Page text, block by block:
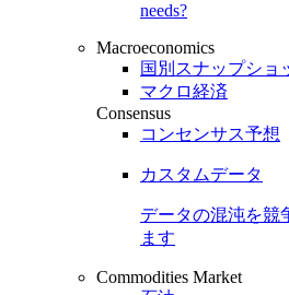
needs?
Macroeconomics
国別スナップショ
マクロ経済
Consensus
コンセンサス予想
カスタムデータ
データの混沌を競
ます
Commodities Market